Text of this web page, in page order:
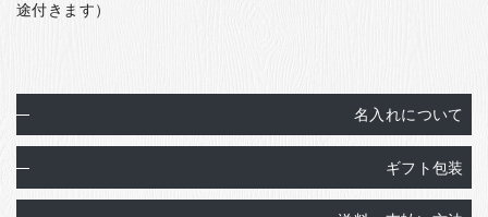
途付きます）
名入れについて
ギフト包装